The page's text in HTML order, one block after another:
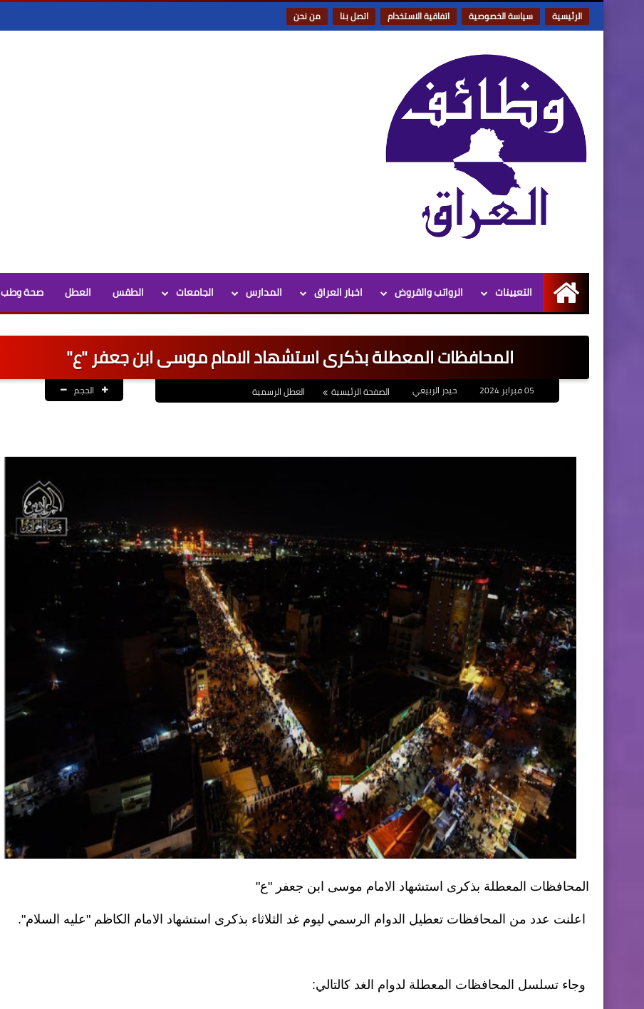
الرئيسية سياسة الخصوصية اتفاقية الاستخدام اتصل بنا من نحن
الرئيسية
التعيينات الرواتب والقروض اخبار العراق المدارس الجامعات الطقس العطل صحة وطب
المحافظات المعطلة بذكرى استشهاد الامام موسى ابن جعفر "ع"
حيدر الربيعي الصفحة الرئيسية العطل الرسمية الحجم
المحافظات المعطلة بذكرى استشهاد الامام موسى ابن جعفر "ع"
اعلنت عدد من المحافظات تعطيل الدوام الرسمي ليوم غد الثلاثاء بذكرى استشهاد الامام الكاظم "عليه السلام".
وجاء تسلسل المحافظات المعطلة لدوام الغد كالتالي: